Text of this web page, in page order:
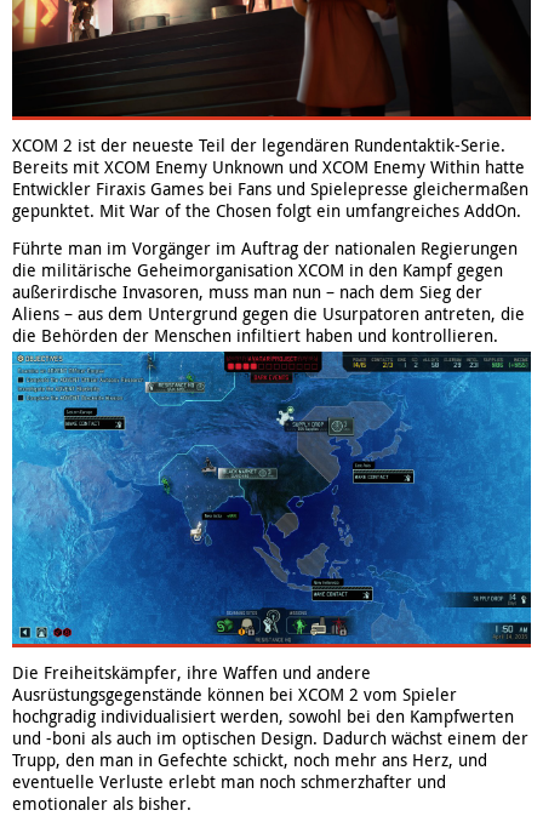
XCOM 2 ist der neueste Teil der legendären Rundentaktik-Serie.
Bereits mit XCOM Enemy Unknown und XCOM Enemy Within hatte
Entwickler Firaxis Games bei Fans und Spielepresse gleichermaßen
gepunktet. Mit War of the Chosen folgt ein umfangreiches AddOn.
Führte man im Vorgänger im Auftrag der nationalen Regierungen
die militärische Geheimorganisation XCOM in den Kampf gegen
außerirdische Invasoren, muss man nun – nach dem Sieg der
Aliens – aus dem Untergrund gegen die Usurpatoren antreten, die
die Behörden der Menschen infiltiert haben und kontrollieren.
Die Freiheitskämpfer, ihre Waffen und andere
Ausrüstungsgegenstände können bei XCOM 2 vom Spieler
hochgradig individualisiert werden, sowohl bei den Kampfwerten
und -boni als auch im optischen Design. Dadurch wächst einem der
Trupp, den man in Gefechte schickt, noch mehr ans Herz, und
eventuelle Verluste erlebt man noch schmerzhafter und
emotionaler als bisher.